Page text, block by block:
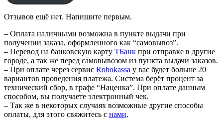
Отзывов ещё нет. Напишите первым.
– Оплата наличными возможна в пункте выдачи при
получении заказа, оформленного как “самовывоз”.
– Перевод на банковскую карту TБанк при отправке в другие
городе, а так же перед самовывозом из пункта выдачи заказов.
– При оплате через сервис Robokassa у вас будет больше 20
вариантов проведения платежа. Система берёт процент за
технический сбор, в графе “Наценка”. При оплате данным
способом, вы получаете электронный чек.
– Так же в некоторых случаях возможные другие способы
оплаты, для этого свяжитесь с нами.